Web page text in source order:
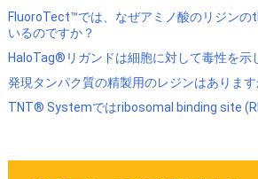
FluoroTect™では、なぜアミノ酸のリジンの
いるのですか？
HaloTag®リガンドは細胞に対して毒性を示
発現タンパク質の精製用のレジンはあります
TNT® Systemではribosomal binding site